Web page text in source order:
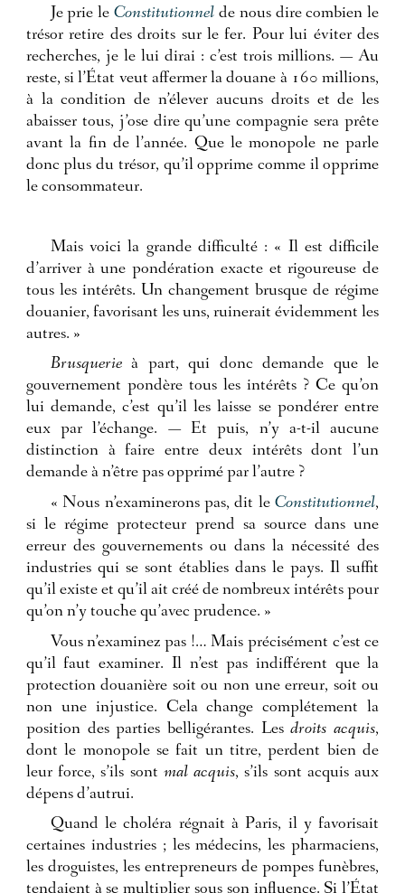
Je prie leConstitutionnel de nous dire combien le
trésor retire des droits sur le fer. Pour lui éviter des
recherches, je le lui dirai : c’est trois millions. — Au
reste, si l’État veut affermer la douane à 160 millions,
à la condition de n’élever aucuns droits et de les
abaisser tous, j’ose dire qu’une compagnie sera prête
avant la fin de l’année. Que le monopole ne parle
donc plus du trésor, qu’il opprime comme il opprime
le consommateur.
Mais voici la grande difficulté : « Il est difficile
d’arriver à une pondération exacte et rigoureuse de
tous les intérêts. Un changement brusque de régime
douanier, favorisant les uns, ruinerait évidemment les
autres. »
Brusquerieà part, qui donc demande que le
gouvernement pondère tous les intérêts ? Ce qu’on
lui demande, c’est qu’il les laisse se pondérer entre
eux par l’échange. — Et puis, n’y a-t-il aucune
distinction à faire entre deux intérêts dont l’un
demande à n’être pas opprimé par l’autre ?
« Nous n’examinerons pas, dit leConstitutionnel,
si le régime protecteur prend sa source dans une
erreur des gouvernements ou dans la nécessité des
industries qui se sont établies dans le pays. Il suffit
qu’il existe et qu’il ait créé de nombreux intérêts pour
qu’on n’y touche qu’avec prudence. »
Vous n’examinez pas !… Mais précisément c’est ce
qu’il faut examiner. Il n’est pas indifférent que la
protection douanière soit ou non une erreur, soit ou
non une injustice. Cela change complétement la
position des parties belligérantes. Lesdroits acquis,
dont le monopole se fait un titre, perdent bien de
leur force, s’ils sont mal acquis, s’ils sont acquis aux
dépens d’autrui.
Quand le choléra régnait à Paris, il y favorisait
certaines industries ; les médecins, les pharmaciens,
les droguistes, les entrepreneurs de pompes funèbres,